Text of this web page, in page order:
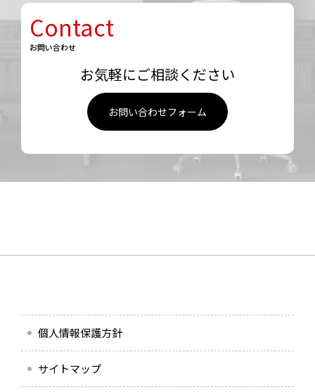
Contact
お問い合わせ
お気軽にご相談ください
お問い合わせフォーム
個人情報保護方針
サイトマップ